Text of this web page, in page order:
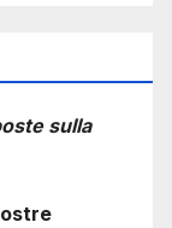
sulla